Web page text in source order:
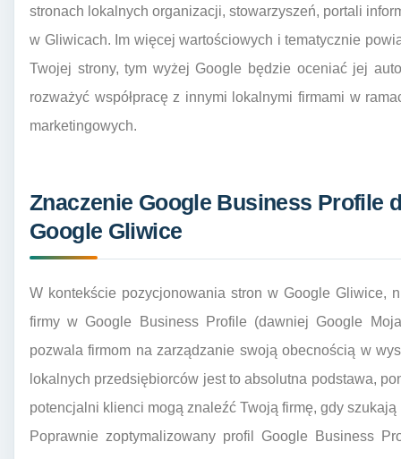
stronach lokalnych organizacji, stowarzyszeń, portali
w Gliwicach. Im więcej wartościowych i tematycznie
Twojej strony, tym wyżej Google będzie oceniać jej
rozważyć współpracę z innymi lokalnymi firmami w
marketingowych.
Znaczenie Google Business Profile
Google Gliwice
W kontekście pozycjonowania stron w Google Gliwice,
firmy w Google Business Profile (dawniej Google
pozwala firmom na zarządzanie swoją obecnością w
lokalnych przedsiębiorców jest to absolutna podstawa,
potencjalni klienci mogą znaleźć Twoją firmę, gdy
Poprawnie zoptymalizowany profil Google Business